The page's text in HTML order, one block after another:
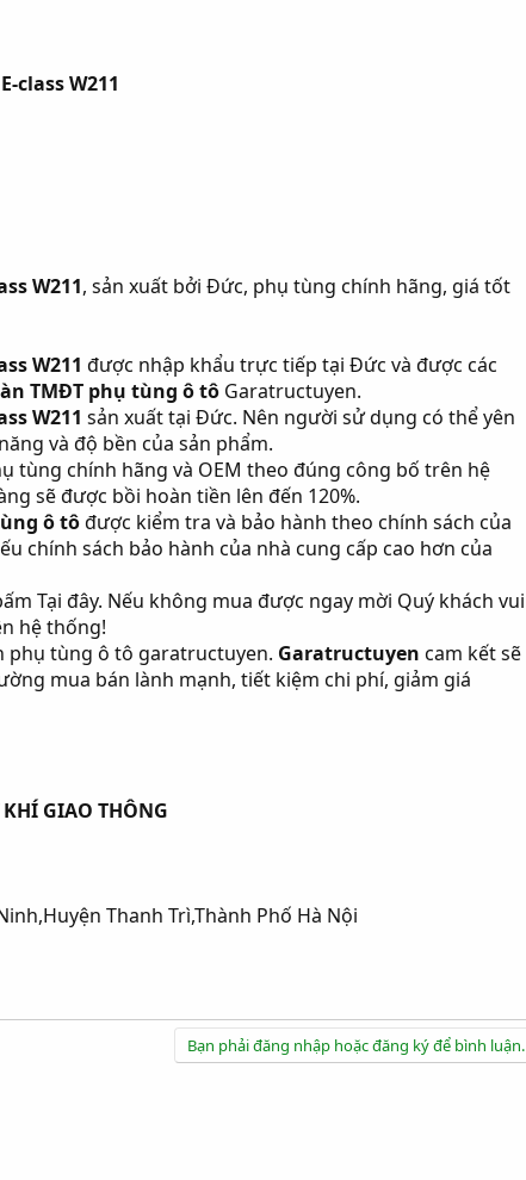
class W211
W211, sản xuất bởi Đức, phụ tùng chính hãng, giá tốt
W211 được nhập khẩu trực tiếp tại Đức và được các
TMĐT phụ tùng ô tô Garatructuyen.
W211 sản xuất tại Đức. Nên người sử dụng có thể yên
và độ bền của sản phẩm.
tùng chính hãng và OEM theo đúng công bố trên hệ
sẽ được bồi hoàn tiền lên đến 120%.
ô tôđược kiểm tra và bảo hành theo chính sách của
chính sách bảo hành của nhà cung cấp cao hơn của
Tại đây. Nếu không mua được ngay mời Quý khách vui
hệ thống!
phụ tùng ô tô garatructuyen. Garatructuyen cam kết sẽ
mua bán lành mạnh, tiết kiệm chi phí, giảm giá
GIAO THÔNG
Thanh Trì,Thành Phố Hà Nội
Bạn phải đăng nhập hoặc đăng ký để bình luận.